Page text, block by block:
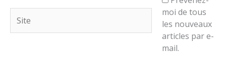
moi de tous
les nouveaux
articles par e-
mail.